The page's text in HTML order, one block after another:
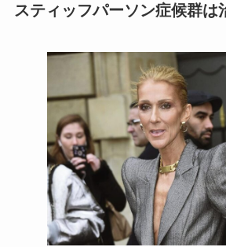
スティッフパーソン症候群は